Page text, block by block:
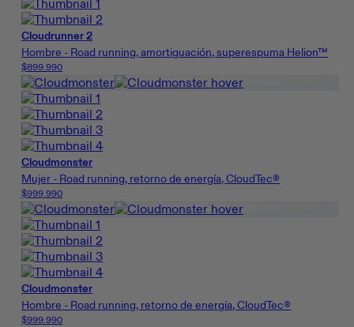
Cloudrunner 2
Hombre - Road running, amortiguación, superespuma Helion™
$899.990
Cloudmonster
Mujer - Road running, retorno de energía, CloudTec®
$999.990
Cloudmonster
Hombre - Road running, retorno de energía, CloudTec®
$999.990